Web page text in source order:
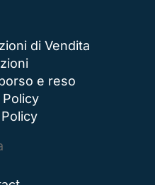
di Vendita
e reso